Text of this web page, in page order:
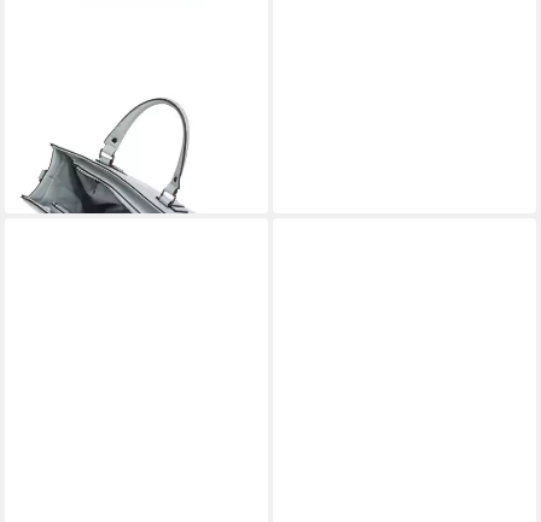
Handtasche Zip Bag
129,95 €
lieferbar - in 3-4 Werktagen bei dir